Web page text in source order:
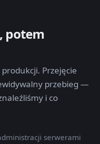
potem
Przejęcie
przebieg —
i co
serwerami